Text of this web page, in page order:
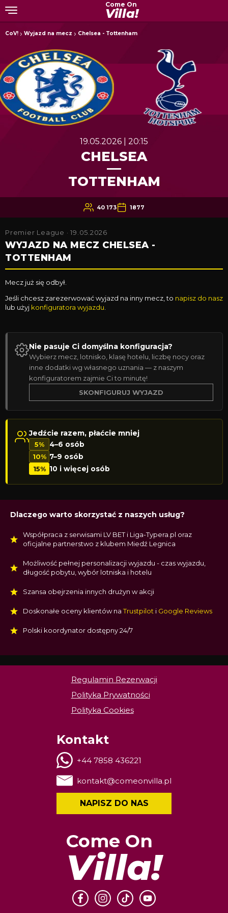
Come On
Villa!
CoV! Wyjazd na mecz Chelsea - Tottenham
19.05.2026 | 20:15
CHELSEA
TOTTENHAM
40 173 1877
Premier League · 19.05.2026
WYJAZD NA MECZ CHELSEA -
TOTTENHAM
Mecz już się odbył.
Jeśli chcesz zarezerwować wyjazd na inny mecz, to napisz do nasz
lub użyj konfiguratora wyjazdu
Nie pasuje Ci domyślna konfiguracja?
Wybierz mecz, lotnisko, klasę hotelu, liczbę nocy oraz
inne dodatki wg własnego uznania — z naszym
konfiguratorem zajmie Ci to minutę!
SKONFIGURUJ WYJAZD
Jedźcie razem, płaćcie mniej
5%
4–6 osób
10% 7–9 osób
15% 10 i więcej osób
Dlaczego warto skorzystać z naszych usług?
Współpraca z serwisami LV BET i Liga-Typera.pl oraz
oficjalne partnerstwo z klubem Miedź Legnica
Możliwość pełnej personalizacji wyjazdu - czas wyjazdu,
długość pobytu, wybór lotniska i hotelu
Szansa obejrzenia innych drużyn w akcji
Doskonałe oceny klientów naTrustpilot i Google Reviews
Polski koordynator dostępny 24/7
Come On
Villa!
Kontakt
+44 7858 436221
kontakt@comeonvilla.pl
NAPISZ DO NAS
Regulamin Rezerwacji
Polityka Prywatności
Polityka Cookies